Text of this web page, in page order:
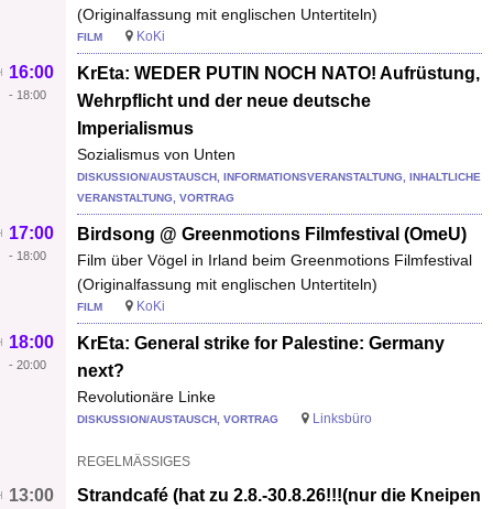
(Originalfassung mit englischen Untertiteln)
FILM KoKi
KrEta: WEDER PUTIN NOCH NATO! Aufrüstung,
Wehrpflicht und der neue deutsche
Imperialismus
Sozialismus von Unten
16:00
- 18:00
DISKUSSION/AUSTAUSCH, INFORMATIONSVERANSTALTUNG, INHALTLICHE
VERANSTALTUNG, VORTRAG
Birdsong @ Greenmotions Filmfestival (OmeU)
Film über Vögel in Irland beim Greenmotions Filmfestival
(Originalfassung mit englischen Untertiteln)
17:00
- 18:00
FILM KoKi
KrEta: General strike for Palestine: Germany
next?
Revolutionäre Linke
18:00
- 20:00
DISKUSSION/AUSTAUSCH, VORTRAG Linksbüro
REGELMÄSSIGES
Strandcafé (hat zu 2.8.-30.8.26!!!(nur die Kneipen
13:00